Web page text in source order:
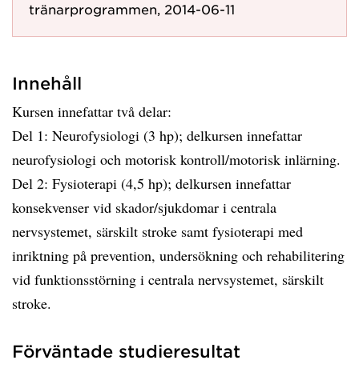
tränarprogrammen, 2014-06-11
Innehåll
Kursen innefattar två delar:
Del 1: Neurofysiologi (3 hp); delkursen innefattar
neurofysiologi och motorisk kontroll/motorisk inlärning.
Del 2: Fysioterapi (4,5 hp); delkursen innefattar
konsekvenser vid skador/sjukdomar i centrala
nervsystemet, särskilt stroke samt fysioterapi med
inriktning på prevention, undersökning och rehabilitering
vid funktionsstörning i centrala nervsystemet, särskilt
stroke.
Förväntade studieresultat